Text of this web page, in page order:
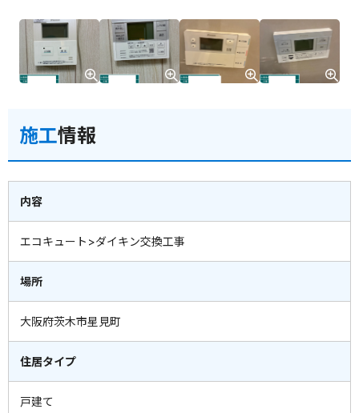
施工情報
内容
エコキュート>ダイキン交換工事
場所
大阪府茨木市星見町
住居タイプ
戸建て